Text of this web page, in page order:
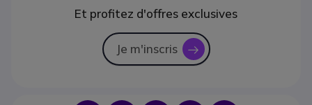
Et profitez d'offres exclusives
Je m'inscris icon